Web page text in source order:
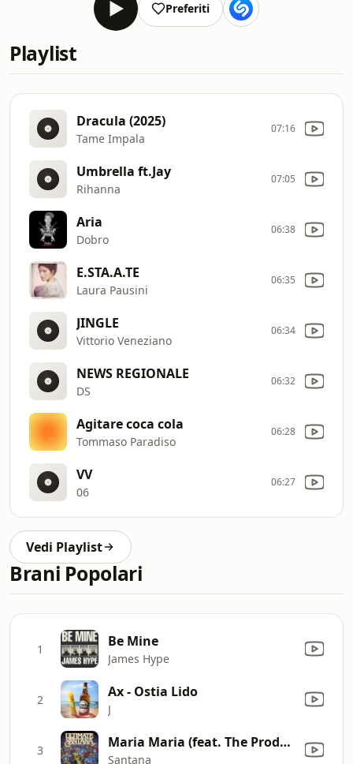
Preferiti
Playlist
Dracula (2025)
Tame Impala
07:16
Umbrella ft.Jay
Rihanna
07:05
Aria
Dobro
06:38
E.STA.A.TE
Laura Pausini
06:35
JINGLE
Vittorio Veneziano
06:34
NEWS REGIONALE
DS
06:32
Agitare coca cola
Tommaso Paradiso
06:28
VV
06
06:27
Vedi Playlist
Brani Popolari
1 Be Mine
James Hype
2 Ax - Ostia Lido
J
3 Maria Maria (feat. The Product G&B) [Radio Mix]
Santana